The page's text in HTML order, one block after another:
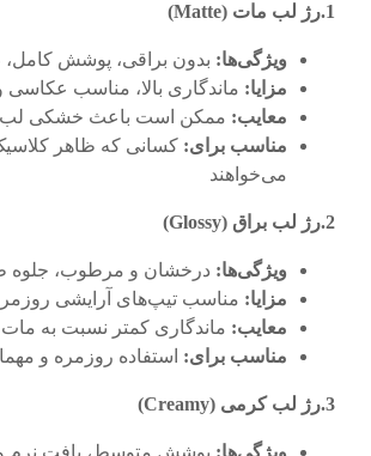
1.رژ لب مات (Matte)
ویژگی‌ها: بدون براقی، پوشش
مزایا: ماندگاری بالا، مناسب عکاسی
معایب: ممکن است باعث خشکی
مناسب برای: کسانی که ظاهر
می‌خواهند
2.رژ لب براق (Glossy)
ویژگی‌ها: درخشان و مرطوب، جلوه
مزایا: مناسب تیپ‌های آرایشی
معایب: ماندگاری کمتر نسبت به مات
مناسب برای: استفاده روزمره و
3.رژ لب کرمی (Creamy)
ویژگی‌ها: پوشش متوسط، بافت